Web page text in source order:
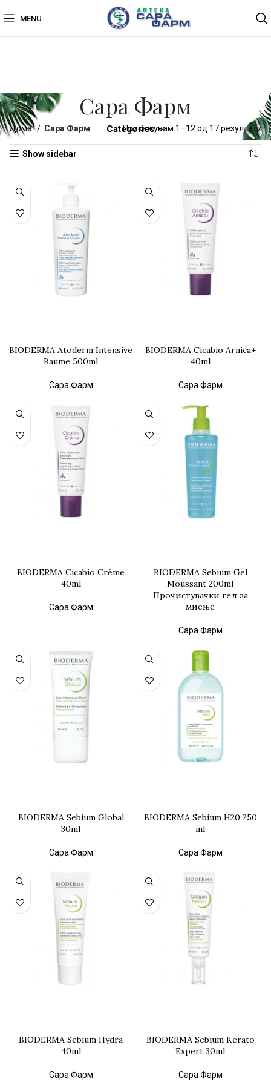
MENU
Сара Фарм
Categories
Дома Сара Фарм Прикажувам 1–12 од 17 резултати
Show sidebar
BIODERMA Atoderm Intensive
Baume 500ml
Сара Фарм
BIODERMA Cicabio Arnica+
40ml
Сара Фарм
BIODERMA Cicabio Crème
40ml
Сара Фарм
BIODERMA Sebium Gel
Moussant 200ml
Прочистувачки гел за
миење
Сара Фарм
BIODERMA Sebium Global
30ml
Сара Фарм
BIODERMA Sebium H20 250
ml
Сара Фарм
BIODERMA Sebium Hydra
40ml
Сара Фарм
BIODERMA Sebium Kerato
Expert 30ml
Сара Фарм